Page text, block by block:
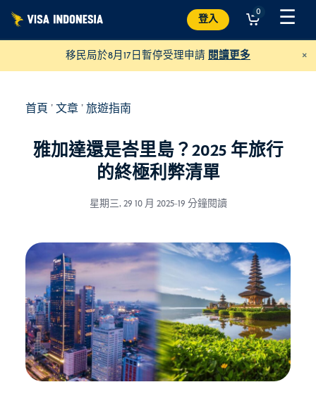
容
登入
0 ☰
移民局於8月17日暫停受理申請 閱讀更多 ×
首頁 '文章'旅遊指南
雅加達還是峇里島？2025 年旅行
的終極利弊清單
星期三, 29 10 月 2025-19 分鐘閱讀
捐款給 Villa Kitty
並幫助峇里島的貓咪
美元 捐贈